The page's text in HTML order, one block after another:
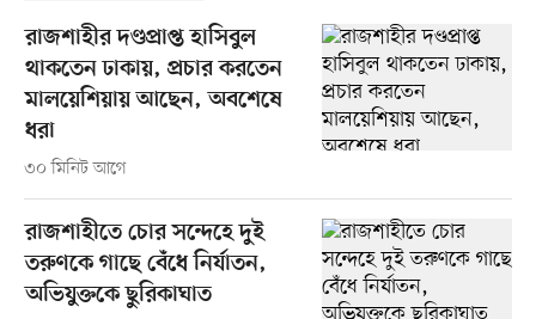
রাজশাহীর দণ্ডপ্রাপ্ত হাসিবুল
থাকতেন ঢাকায়, প্রচার করতেন
মালয়েশিয়ায় আছেন, অবশেষে
ধরা
৩০ মিনিট আগে
রাজশাহীতে চোর সন্দেহে দুই
তরুণকে গাছে বেঁধে নির্যাতন,
অভিযুক্তকে ছুরিকাঘাত